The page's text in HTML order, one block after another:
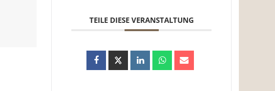
TEILE DIESE VERANSTALTUNG